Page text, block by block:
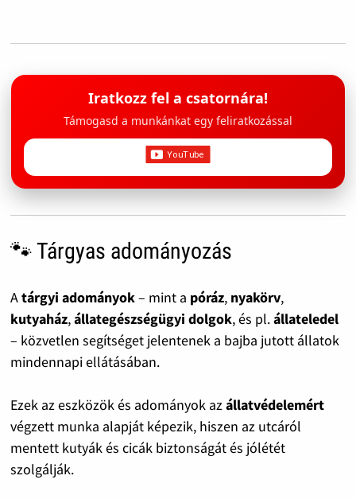
Iratkozz fel a csatornára!
Támogasd a munkánkat egy feliratkozással
🐾 Tárgyas adományozás
Atárgyi adományok– mint a póráz, nyakörv,
kutyaház,állategészségügyi dolgok, és pl.állateledel
– közvetlen segítséget jelentenek a bajba jutott állatok
mindennapi ellátásában.
Ezek az eszközök és adományok azállatvédelemért
végzett munka alapját képezik, hiszen az utcáról
mentett kutyák és cicák biztonságát és jólétét
szolgálják.